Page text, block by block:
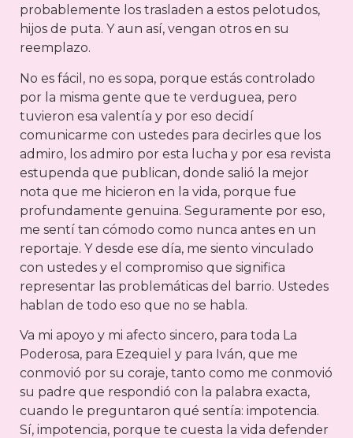
probablemente los trasladen a estos pelotudos,
hijos de puta. Y aun así, vengan otros en su
reemplazo.
No es fácil, no es sopa, porque estás controlado
por la misma gente que te verduguea, pero
tuvieron esa valentía y por eso decidí
comunicarme con ustedes para decirles que los
admiro, los admiro por esta lucha y por esa revista
estupenda que publican, donde salió la mejor
nota que me hicieron en la vida, porque fue
profundamente genuina. Seguramente por eso,
me sentí tan cómodo como nunca antes en un
reportaje. Y desde ese día, me siento vinculado
con ustedes y el compromiso que significa
representar las problemáticas del barrio. Ustedes
hablan de todo eso que no se habla.
Va mi apoyo y mi afecto sincero, para toda La
Poderosa, para Ezequiel y para Iván, que me
conmovió por su coraje, tanto como me conmovió
su padre que respondió con la palabra exacta,
cuando le preguntaron qué sentía: impotencia.
Sí, impotencia, porque te cuesta la vida defender